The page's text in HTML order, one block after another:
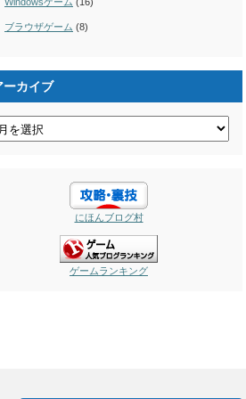
ブラウザゲーム (8)
ーカイブ
にほんブログ村
ゲームランキング